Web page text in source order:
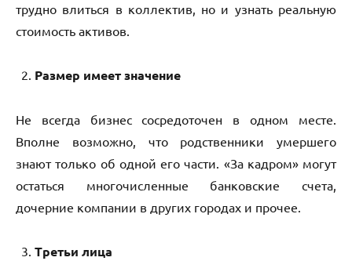
трудно влиться в коллектив, но и узнать реальную
стоимость активов.
Размер имеет значение
Не всегда бизнес сосредоточен в одном месте.
Вполне возможно, что родственники умершего
знают только об одной его части. «За кадром» могут
остаться многочисленные банковские счета,
дочерние компании в других городах и прочее.
Третьи лица